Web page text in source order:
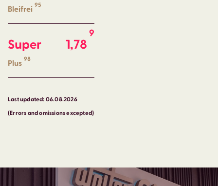
Bleifrei 95
Super
Plus 98
1,78
9
Last updated: 06.08.2026
(Errors and omissions excepted)